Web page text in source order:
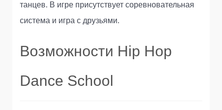
танцев. В игре присутствует соревновательная
система и игра с друзьями.
Возможности Hip Hop
Dance School